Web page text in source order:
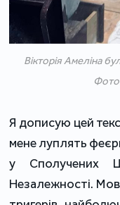
Вікторія Амеліна
Я дописую цей
мене луплять
у Сполучених
Незалежності. Мов